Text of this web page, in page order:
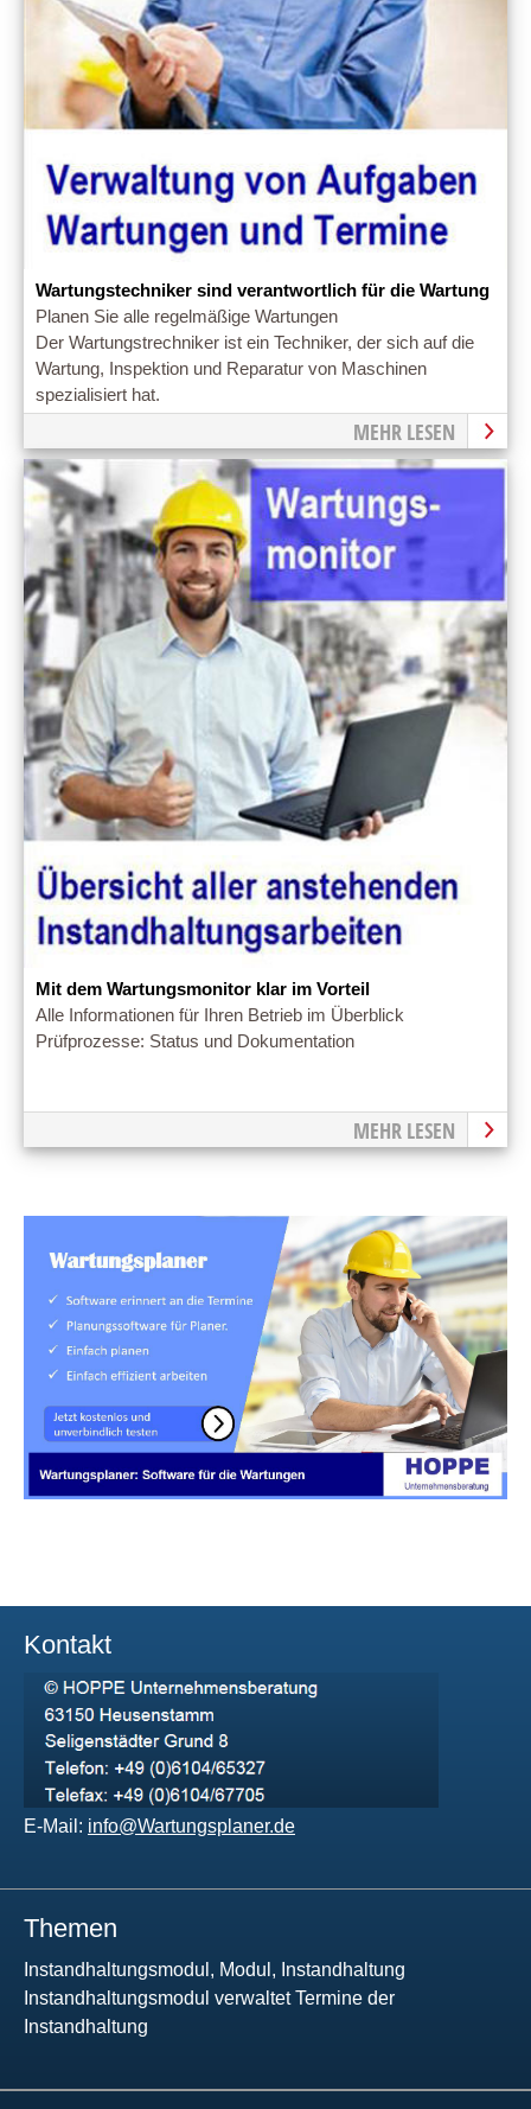
Wartungstechniker sind verantwortlich für die Wartung
Planen Sie alle regelmäßige Wartungen
Der Wartungstrechniker ist ein Techniker, der sich auf die
Wartung, Inspektion und Reparatur von Maschinen
spezialisiert hat.
MEHR LESEN
Mit dem Wartungsmonitor klar im Vorteil
Alle Informationen für Ihren Betrieb im Überblick
Prüfprozesse: Status und Dokumentation
MEHR LESEN
Kontakt
E-Mail: info@Wartungsplaner.de
Themen
Instandhaltungsmodul, Modul, Instandhaltung
Instandhaltungsmodul verwaltet Termine der
Instandhaltung